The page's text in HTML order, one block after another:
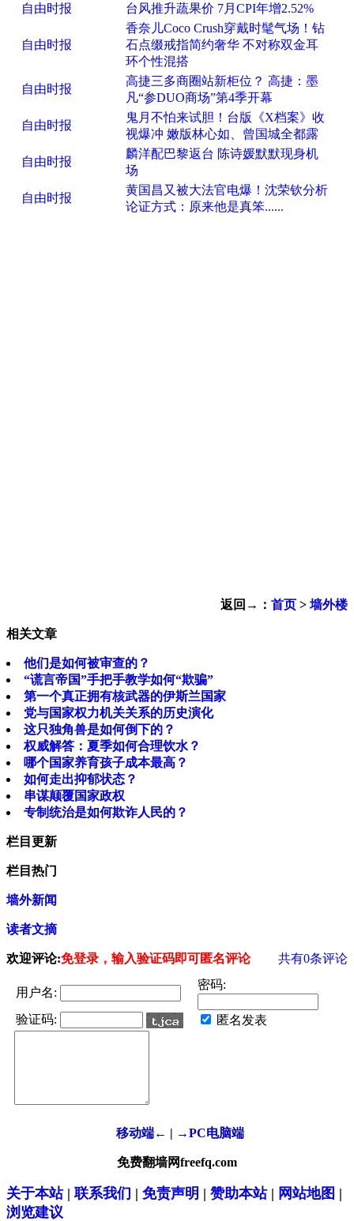
自由时报
台风推升蔬果价 7月CPI年增2.52%
自由时报
香奈儿Coco Crush穿戴时髦气场！钻
石点缀戒指简约奢华 不对称双金耳
环个性混搭
自由时报
高捷三多商圈站新柜位？ 高捷：墨
凡“参DUO商场”第4季开幕
自由时报
鬼月不怕来试胆！台版《X档案》收
视爆冲 嫩版林心如、曾国城全都露
自由时报
麟洋配巴黎返台 陈诗媛默默现身机
场
自由时报
黄国昌又被大法官电爆！沈荣钦分析
论证方式：原来他是真笨......
返回→： 首页 > 墙外楼
相关文章
他们是如何被审查的？
“谎言帝国”手把手教学如何“欺骗”
第一个真正拥有核武器的伊斯兰国家
党与国家权力机关关系的历史演化
这只独角兽是如何倒下的？
权威解答：夏季如何合理饮水？
哪个国家养育孩子成本最高？
如何走出抑郁状态？
串谋颠覆国家政权
专制统治是如何欺诈人民的？
栏目更新
栏目热门
墙外新闻
读者文摘
欢迎评论:免登录，输入验证码即可匿名评论 共有0条评论
用户名:
密码:
验证码: 匿名发表
移动端← | →PC电脑端
免费翻墙网freefq.com
关于本站| 联系我们 | 免责声明 | 赞助本站| 网站地图 |
浏览建议